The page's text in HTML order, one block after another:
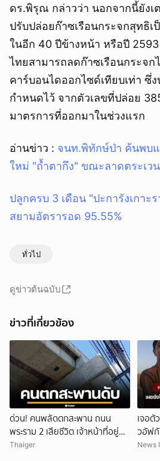
ดร.พิรุณ กล่าวว่า นอกจากนี้ยัง
ปรับปล่อยก๊าซเรือนกระจกสุทธิเ
ในอีก 40 ปีข้างหน้า หรือปี
ไทยสามารถลดก๊าซเรือนกระจ
คาร์บอนไดออกไซด์เทียบเท่า ซึ่
กำหนดไว้ จากตัวเลขที่ปล่อย
มาตรการที่ออกมาในช่วงแรก
อ่านข่าว : จนท.พิทักษ์ป่า ค้นพบ
ใหม่ "ถ้ำตากึง" ขณะลาดตระเวน
ปลูกครบ 3 เดือน "ปะการังเกาะ
สยามอัตรารอด 95.55%
ทั่วไป
ดูข่าวต้นฉบับ
ข่าวที่เกี่ยวข้อง
ด่วน! คนพลัดตกสะพาน ถนน
พระราม 2 เสียชีวิต เจ้าหน้าที่อยู่
ระหว่างดำเนินการ
Thaiger
เจอตั
วอัฟกั
ชีวิต
News